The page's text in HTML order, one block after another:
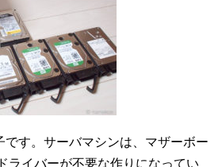
です。サーバマシンは、マザーボー
ライバーが不要な作りになってい